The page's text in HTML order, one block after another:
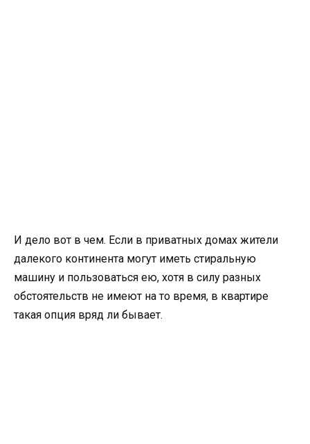
И дело вот в чем. Если в приватных домах жители
далекого континента могут иметь стиральную
машину и пользоваться ею, хотя в силу разных
обстоятельств не имеют на то время, в квартире
такая опция вряд ли бывает.